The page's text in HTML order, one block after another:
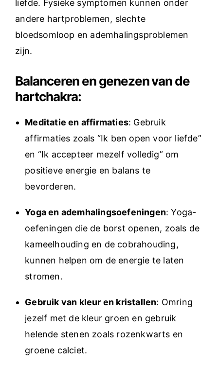
liefde. Fysieke symptomen kunnen onder
andere hartproblemen, slechte
bloedsomloop en ademhalingsproblemen
zijn.
Balanceren en genezen van de
hartchakra:
Meditatie en affirmaties: Gebruik
affirmaties zoals “Ik ben open voor liefde”
en “Ik accepteer mezelf volledig” om
positieve energie en balans te
bevorderen.
Yoga en ademhalingsoefeningen: Yoga-
oefeningen die de borst openen, zoals de
kameelhouding en de cobrahouding,
kunnen helpen om de energie te laten
stromen.
Gebruik van kleur en kristallen: Omring
jezelf met de kleur groen en gebruik
helende stenen zoals rozenkwarts en
groene calciet.